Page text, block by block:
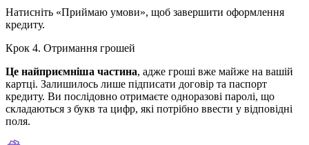
Натисніть «Приймаю умови», щоб завершити оформлення
кредиту.
Крок 4. Отримання грошей
Це найприємніша частина, адже гроші вже майже на вашій
картці. Залишилось лише підписати договір та паспорт
кредиту. Ви послідовно отримаєте одноразові паролі, що
складаються з букв та цифр, які потрібно ввести у відповідні
поля.